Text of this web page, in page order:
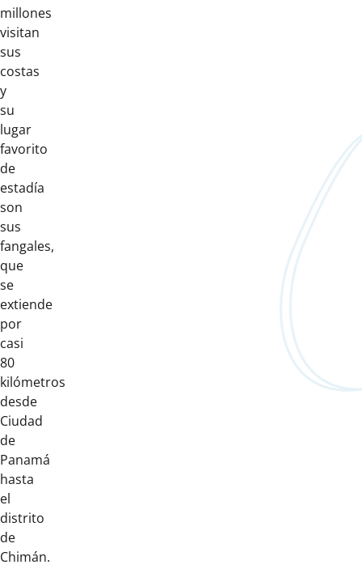
millones
visitan
sus
costas
y
su
lugar
favorito
de
estadía
son
sus
fangales,
que
se
extiende
por
casi
80
kilómetros
desde
Ciudad
de
Panamá
hasta
el
distrito
de
Chimán.